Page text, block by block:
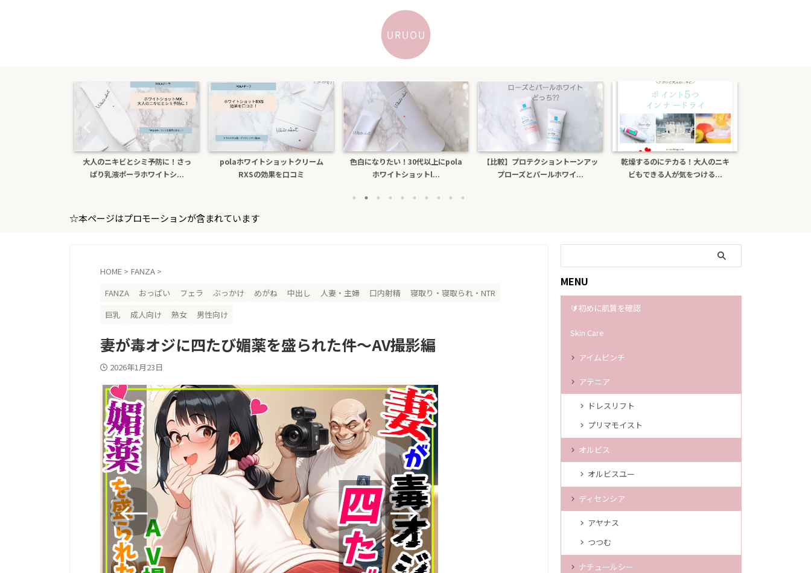
polaホワイトショットクリーム
RXSの効果を口コミ
色白になりたい！30代以上にpola
ホワイトショットl...
【比較】プロテクショントーンアッ
プローズとパールホワイ...
乾燥するのにテカる！大人のニキ
ビもできる人が気をつける...
ポーラb.aライトセレクターは偽物
がある？日焼け止め効...
☆本ページはプロモーションが含まれています
HOME > FANZA >
FANZA
おっぱい フェラ ぶっかけ めがね 中出し 人妻・主婦 口内射精
寝取り・寝取られ・NTR
巨乳
成人向け 熟女 男性向け
妻が毒オジに四たび媚薬を盛られた件〜AV撮影編
2026年1月23日
MENU
🔰初めに肌質を確認
Skin Care
アイムピンチ
アテニア
ドレスリフト
プリマモイスト
オルビス
オルビスユー
ディセンシア
アヤナス
つつむ
ナチュールシー